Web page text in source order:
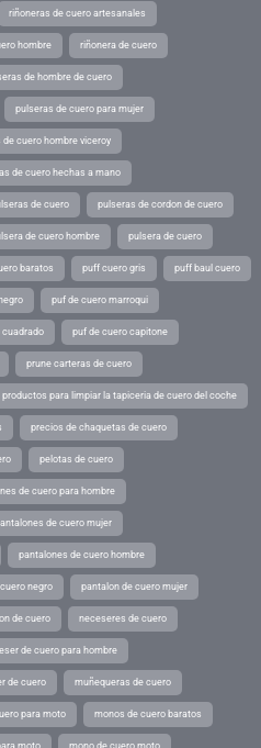
riñoneras de cuero artesanales
hombre riñonera de cuero
de hombre de cuero
pulseras de cuero para mujer
de cuero hombre viceroy
de cuero hechas a mano
de cuero pulseras de cordon de cuero
de cuero hombre pulsera de cuero
baratos puff cuero gris puff baul cuero
puf de cuero marroqui
cuadrado puf de cuero capitone
prune carteras de cuero
productos para limpiar la tapiceria de cuero del coche
precios de chaquetas de cuero
pelotas de cuero
de cuero para hombre
de cuero mujer
pantalones de cuero hombre
negro pantalon de cuero mujer
de cuero neceseres de cuero
de cuero para hombre
de cuero muñequeras de cuero
para moto monos de cuero baratos
moto mono de cuero moto